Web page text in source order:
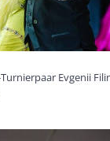
Evgenii